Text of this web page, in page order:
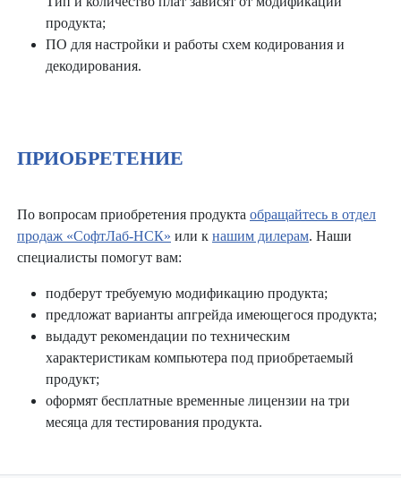
продукта;
ПО для настройки и работы схем кодирования и
декодирования.
ПРИОБРЕТЕНИЕ
По вопросам приобретения продукта обращайтесь в отдел
продаж «СофтЛаб-НСК» или к нашим дилерам. Наши
специалисты помогут вам:
подберут требуемую модификацию продукта;
предложат варианты апгрейда имеющегося продукта;
выдадут рекомендации по техническим
характеристикам компьютера под приобретаемый
продукт;
оформят бесплатные временные лицензии на три
месяца для тестирования продукта.